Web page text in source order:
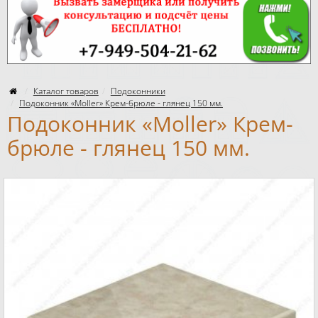
Каталог товаров
Подоконники
Подоконник «Moller» Крем-брюле - глянец 150 мм.
Подоконник «Moller» Крем-
брюле - глянец 150 мм.